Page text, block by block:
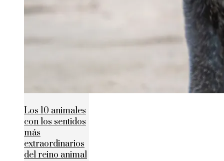
Los 10 animales
con los sentidos
más
extraordinarios
del reino animal